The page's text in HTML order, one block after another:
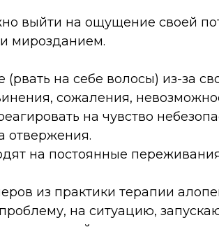
выйти на ощущение своей
мирозданием.
на себе волосы) из-за
сожаления,
на чувство
отвержения.
на постоянные
из практики терапии
на ситуацию,